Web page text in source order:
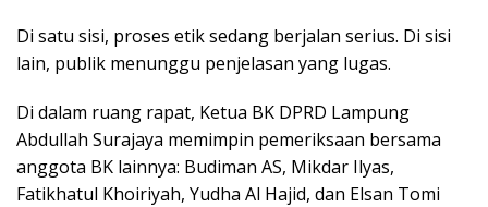
Di satu sisi, proses etik sedang berjalan serius. Di sisi
lain, publik menunggu penjelasan yang lugas.
Di dalam ruang rapat, Ketua BK DPRD Lampung
Abdullah Surajaya memimpin pemeriksaan bersama
anggota BK lainnya: Budiman AS, Mikdar Ilyas,
Fatikhatul Khoiriyah, Yudha Al Hajid, dan Elsan Tomi